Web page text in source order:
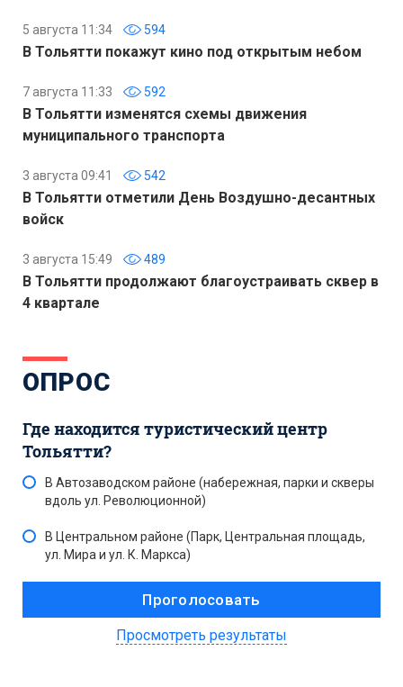
5 августа 11:34 594
В Тольятти покажут кино под открытым небом
7 августа 11:33 592
В Тольятти изменятся схемы движения
муниципального транспорта
3 августа 09:41 542
В Тольятти отметили День Воздушно-десантных
войск
3 августа 15:49 489
В Тольятти продолжают благоустраивать сквер в
4 квартале
ОПРОС
Где находится туристический центр
Тольятти?
В Автозаводском районе (набережная, парки и скверы
вдоль ул. Революционной)
В Центральном районе (Парк, Центральная площадь,
ул. Мира и ул. К. Маркса)
Просмотреть результаты